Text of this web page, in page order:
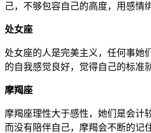
己，不够包容自己的高度，用感情
处女座
处女座的人是完美主义，任何事她
的自我感觉良好，觉得自己的标准
摩羯座
摩羯座理性大于感性，她们是会计
而没有陪伴自己，摩羯会不断的记